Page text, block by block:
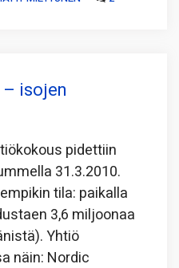
isojen
pidettiin
31.3.2010.
tila: paikalla
3,6 miljoonaa
Yhtiö
näin: Nordic